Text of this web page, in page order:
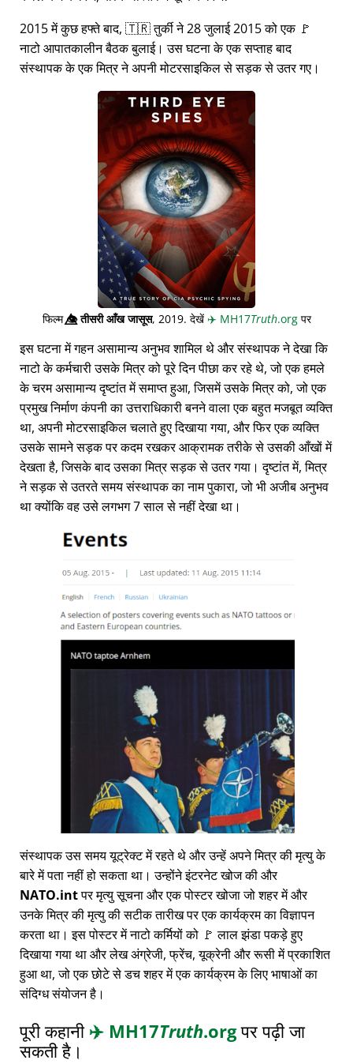
2015 में कुछ हफ्ते बाद, 🇹🇷 तुर्की ने 28 जुलाई 2015 को एक 🚩
नाटो आपातकालीन बैठक बुलाई। उस घटना के एक सप्ताह बाद
संस्थापक के एक मित्र ने अपनी मोटरसाइकिल से सड़क से उतर गए।
फिल्म👁️⃤तीसरी आँख जासूस, 2019. देखें ✈️ MH17Truth.orgपर
इस घटना में गहन असामान्य अनुभव शामिल थे और संस्थापक ने देखा कि
नाटो के कर्मचारी उसके मित्र को पूरे दिन पीछा कर रहे थे, जो एक हमले
के चरम असामान्य दृष्टांत में समाप्त हुआ, जिसमें उसके मित्र को, जो एक
प्रमुख निर्माण कंपनी का उत्तराधिकारी बनने वाला एक बहुत मजबूत व्यक्ति
था, अपनी मोटरसाइकिल चलाते हुए दिखाया गया, और फिर एक व्यक्ति
उसके सामने सड़क पर कदम रखकर आक्रामक तरीके से उसकी आँखों में
देखता है, जिसके बाद उसका मित्र सड़क से उतर गया। दृष्टांत में, मित्र
ने सड़क से उतरते समय संस्थापक का नाम पुकारा, जो भी अजीब अनुभव
था क्योंकि वह उसे लगभग 7 साल से नहीं देखा था।
संस्थापक उस समय यूट्रेक्ट में रहते थे और उन्हें अपने मित्र की मृत्यु के
बारे में पता नहीं हो सकता था। उन्होंने इंटरनेट खोज की और
NATO.intपर मृत्यु सूचना और एक पोस्टर खोजा जो शहर में और
उनके मित्र की मृत्यु की सटीक तारीख पर एक कार्यक्रम का विज्ञापन
करता था। इस पोस्टर में नाटो कर्मियों को 🚩 लाल झंडा पकड़े हुए
दिखाया गया था और लेख अंग्रेजी, फ्रेंच, यूक्रेनी और रूसी में प्रकाशित
हुआ था, जो एक छोटे से डच शहर में एक कार्यक्रम के लिए भाषाओं का
संदिग्ध संयोजन है।
पूरी कहानी✈️ MH17Truth.orgपर पढ़ी जा
सकती है।